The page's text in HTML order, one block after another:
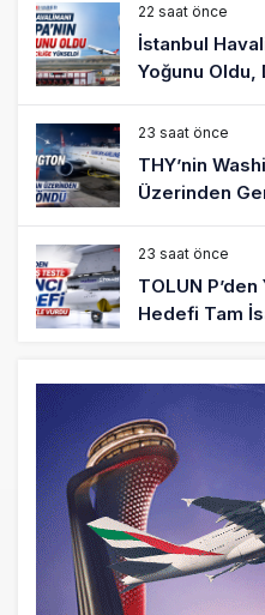
22 saat önce
İstanbul
Yoğunu Oldu,
23 saat önce
THY’nin
Üzerinden
23 saat önce
TOLUN
Hedefi Tam
Türkiye’nin
Dönem: TEI